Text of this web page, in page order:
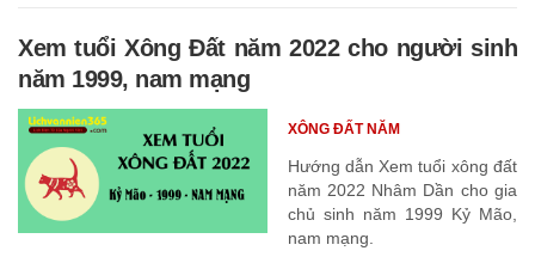
Xem tuổi Xông Đất năm 2022 cho người sinh
năm 1999, nam mạng
Hướng dẫn Xem tuổi xông đất
năm 2022 Nhâm Dần cho gia
chủ sinh năm 1999 Kỷ Mão,
nam mạng.
XÔNG ĐẤT NĂM